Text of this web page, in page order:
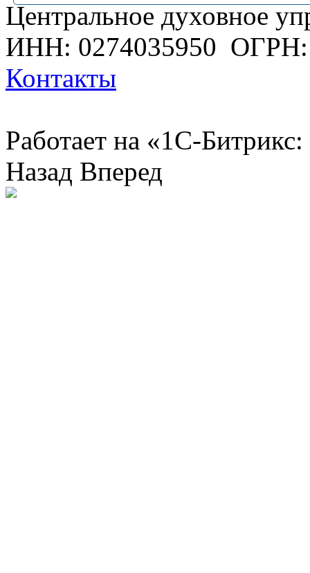
Центральное духовное
ИНН: 0274035950 ОГРН:
Контакты
Работает на «1С-
Назад Вперед